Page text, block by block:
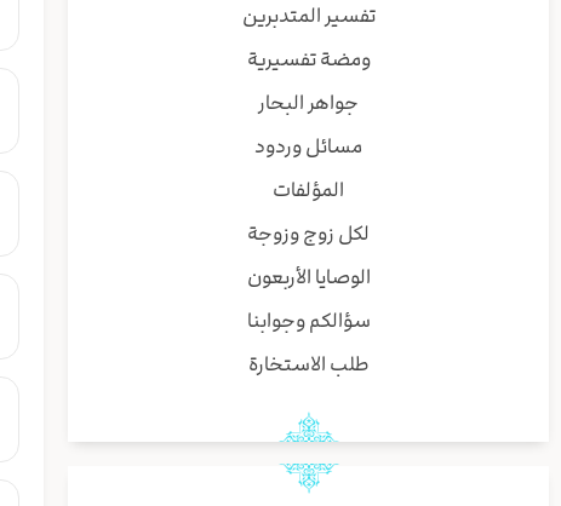
تفسير المتدبرين
ومضة تفسيرية
جواهر البحار
مسائل وردود
المؤلفات
لكل زوج وزوجة
الوصايا الأربعون
سؤالكم وجوابنا
طلب الاستخارة